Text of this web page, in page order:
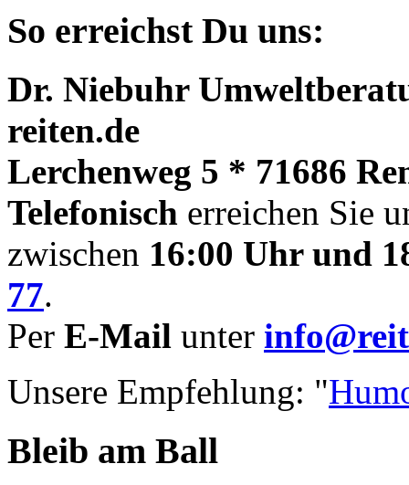
So erreichst Du uns:
Dr. Niebuhr
reiten.de
Lerchenweg 5 * 71686
Telefonisch erreichen Sie
zwischen 16:00 Uhr und
77.
Per E-Mail unter
Unsere Empfehlung: "
Bleib am Ball